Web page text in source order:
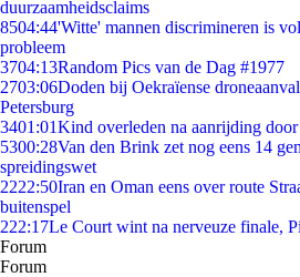
duurzaamheidsclaims
8504:44'Witte' mannen discrimineren is
probleem
3704:13Random Pics van de Dag #1977
2703:06Doden bij Oekraïense
Petersburg
3401:01Kind overleden na aanrijding
5300:28Van den Brink zet nog eens 14
spreidingswet
2222:50Iran en Oman eens over route
buitenspel
222:17Le Court wint na nerveuze finale,
Forum
Forum